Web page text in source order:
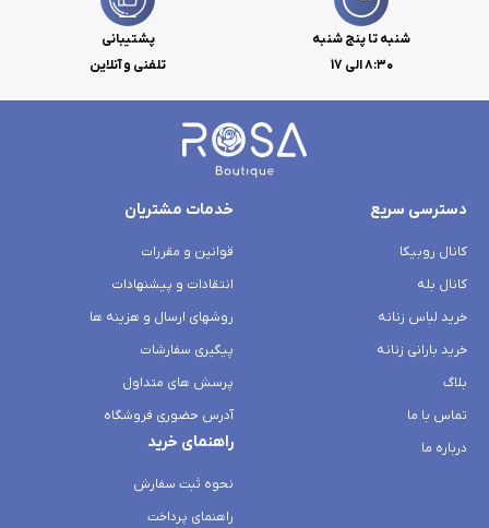
شنبه تا پنج شنبه
۸:۳۰ الی 17
پشتیبانی
تلفنی و آنلاین
دسترسی سریع
کانال روبیکا
کانال بله
خرید لباس زنانه
خرید بارانی زنانه
بلاگ
تماس با ما
درباره ما
خدمات مشتریان
قوانین و مقررات
انتقادات و پیشنهادات
روشهای ارسال و هزینه ها
پیگیری سفارشات
پرسش های متداول
آدرس حضوری فروشگاه
راهنمای خرید
نحوه ثبت سفارش
راهنمای پرداخت